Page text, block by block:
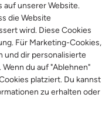
auf unserer Website.
die Website
wird. Diese Cookies
Für Marketing-Cookies,
und dir personalisierte
du auf "Ablehnen"
platziert. Du kannst
zu erhalten oder